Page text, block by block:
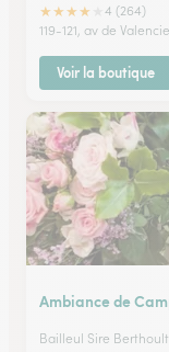
★★★★
4 (264)
119-121, av de
Voir la boutique
Ambiance de
Bailleul Sire Berthoult